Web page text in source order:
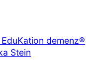
demenz®
Stein